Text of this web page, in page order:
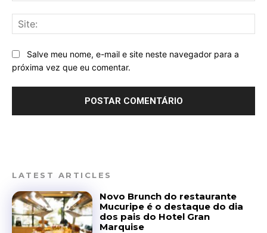
Salve meu nome, e-mail e site neste navegador para a
próxima vez que eu comentar.
LATEST ARTICLES
Novo Brunch do restaurante
Mucuripe é o destaque do dia
dos pais do Hotel Gran
Marquise